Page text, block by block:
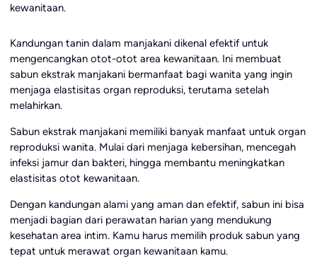
kewanitaan.
Kandungan tanin dalam manjakani dikenal efektif untuk
mengencangkan otot-otot area kewanitaan. Ini membuat
sabun ekstrak manjakani bermanfaat bagi wanita yang ingin
menjaga elastisitas organ reproduksi, terutama setelah
melahirkan.
Sabun ekstrak manjakani memiliki banyak manfaat untuk organ
reproduksi wanita. Mulai dari menjaga kebersihan, mencegah
infeksi jamur dan bakteri, hingga membantu meningkatkan
elastisitas otot kewanitaan.
Dengan kandungan alami yang aman dan efektif, sabun ini bisa
menjadi bagian dari perawatan harian yang mendukung
kesehatan area intim. Kamu harus memilih produk sabun yang
tepat untuk merawat organ kewanitaan kamu.